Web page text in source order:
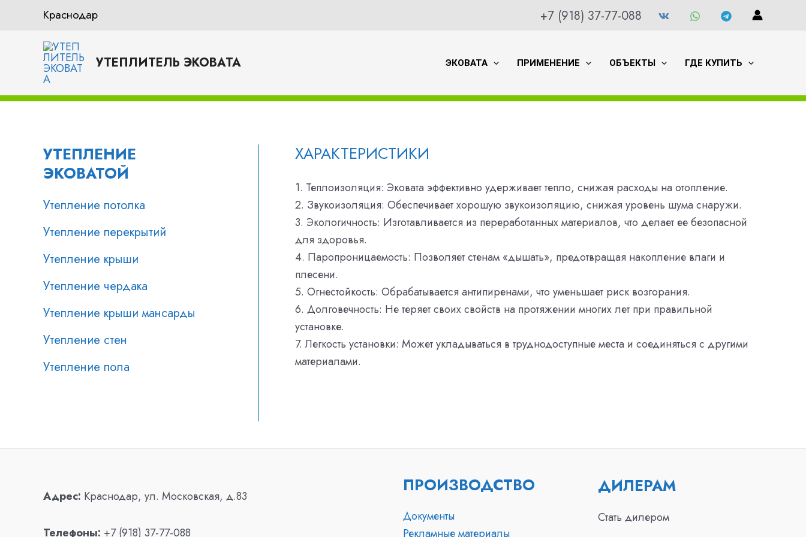
содержимому
Краснодар +7 (918) 37-77-088
УТЕПЛИТЕЛЬ ЭКОВАТА ЭКОВАТА ПРИМЕНЕНИЕ ОБЪЕКТЫ ГДЕ КУПИТЬ
УТЕПЛЕНИЕ
ЭКОВАТОЙ
Утепление потолка
Утепление перекрытий
Утепление крыши
Утепление чердака
Утепление крыши мансарды
Утепление стен
Утепление пола
ХАРАКТЕРИСТИКИ
1. Теплоизоляция: Эковата эффективно удерживает тепло, снижая расходы на отопление.
2. Звукоизоляция: Обеспечивает хорошую звукоизоляцию, снижая уровень шума снаружи.
3. Экологичность: Изготавливается из переработанных материалов, что делает ее безопасной
для здоровья.
4. Паропроницаемость: Позволяет стенам «дышать», предотвращая накопление влаги и
плесени.
5. Огнестойкость: Обрабатывается антипиренами, что уменьшает риск возгорания.
6. Долговечность: Не теряет своих свойств на протяжении многих лет при правильной
установке.
7. Легкость установки: Может укладываться в труднодоступные места и соединяться с другими
материалами.
Адрес: Краснодар, ул. Московская, д.83
Телефоны: +7 (918) 37-77-088
ПРОИЗВОДСТВО
Документы
Рекламные материалы
ДИЛЕРАМ
Стать дилером